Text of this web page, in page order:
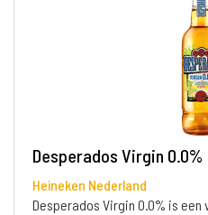
Desperados Virgin 0.0%
Heineken Nederland
Desperados Virgin 0.0% is